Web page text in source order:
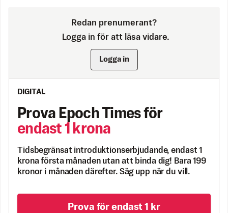
Redan prenumerant?
Logga in för att läsa vidare.
Logga in
DIGITAL
Prova Epoch Times för
endast 1 krona
Tidsbegränsat introduktionserbjudande, endast 1
krona första månaden utan att binda dig! Bara 199
kronor i månaden därefter. Säg upp när du vill.
Prova för endast 1 kr